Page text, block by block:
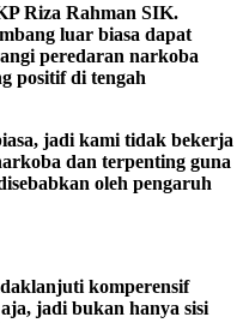
Riza Rahman SIK.
luar biasa dapat
peredaran narkoba
positif di tengah
jadi kami tidak bekerja
dan terpenting guna
oleh pengaruh
komperensif
jadi bukan hanya sisi